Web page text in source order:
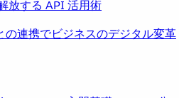
放する API 活用術
連携でビジネスのデジタル変革